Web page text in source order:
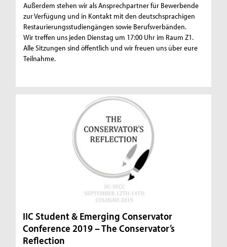
Außerdem stehen wir als Ansprechpartner für Bewerbende
zur Verfügung und in Kontakt mit den deutschsprachigen
Restaurierungsstudiengängen sowie Berufsverbänden.
Wir treffen uns jeden Dienstag um 17:00 Uhr im Raum Z1.
Alle Sitzungen sind öffentlich und wir freuen uns über eure
Teilnahme.
IIC Student & Emerging Conservator
Conference 2019 – The Conservator’s
Reflection